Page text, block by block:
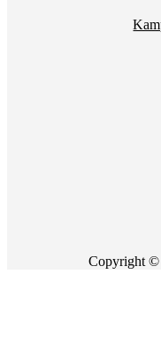
Copyright ©